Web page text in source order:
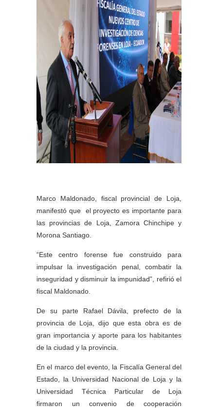
Marco Maldonado, fiscal provincial de Loja,
manifestó que el proyecto es importante para
las provincias de Loja, Zamora Chinchipe y
Morona Santiago.
“Este centro forense fue construido para
impulsar la investigación penal, combatir la
inseguridad y disminuir la impunidad”, refirió el
fiscal Maldonado.
De su parte Rafael Dávila, prefecto de la
provincia de Loja, dijo que esta obra es de
gran importancia y aporte para los habitantes
de la ciudad y la provincia.
En el marco del evento, la Fiscalía General del
Estado, la Universidad Nacional de Loja y la
Universidad Técnica Particular de Loja
firmaron un convenio de cooperación